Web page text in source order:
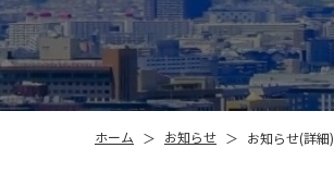
ホーム ＞ お知らせ ＞ お知らせ(詳細)